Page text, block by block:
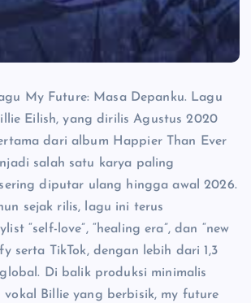
My Future: Masa Depanku. Lagu
Eilish, yang dirilis Agustus 2020
dari album Happier Than Ever
salah satu karya paling
diputar ulang hingga awal 2026.
sejak rilis, lagu ini terus
“self-love”, “healing era”, dan “new
serta TikTok, dengan lebih dari 1,3
Di balik produksi minimalis
Billie yang berbisik, my future